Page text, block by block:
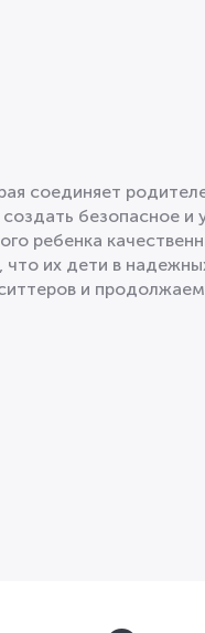
соединяет
безопасное и
ребенка
их дети в
и